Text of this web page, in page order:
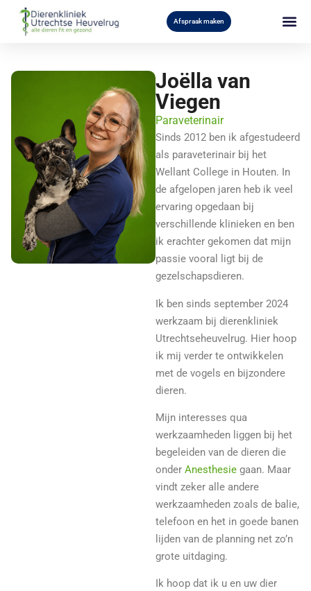
Afspraak maken
Joëlla van
Viegen
Paraveterinair
Sinds 2012 ben ik afgestudeerd
als paraveterinair bij het
Wellant College in Houten. In
de afgelopen jaren heb ik veel
ervaring opgedaan bij
verschillende klinieken en ben
ik erachter gekomen dat mijn
passie vooral ligt bij de
gezelschapsdieren.
Ik ben sinds september 2024
werkzaam bij dierenkliniek
Utrechtseheuvelrug. Hier hoop
ik mij verder te ontwikkelen
met de vogels en bijzondere
dieren.
Mijn interesses qua
werkzaamheden liggen bij het
begeleiden van de dieren die
onder Anesthesie gaan. Maar
vindt zeker alle andere
werkzaamheden zoals de balie,
telefoon en het in goede banen
lijden van de planning net zo’n
grote uitdaging.
Ik hoop dat ik u en uw dier